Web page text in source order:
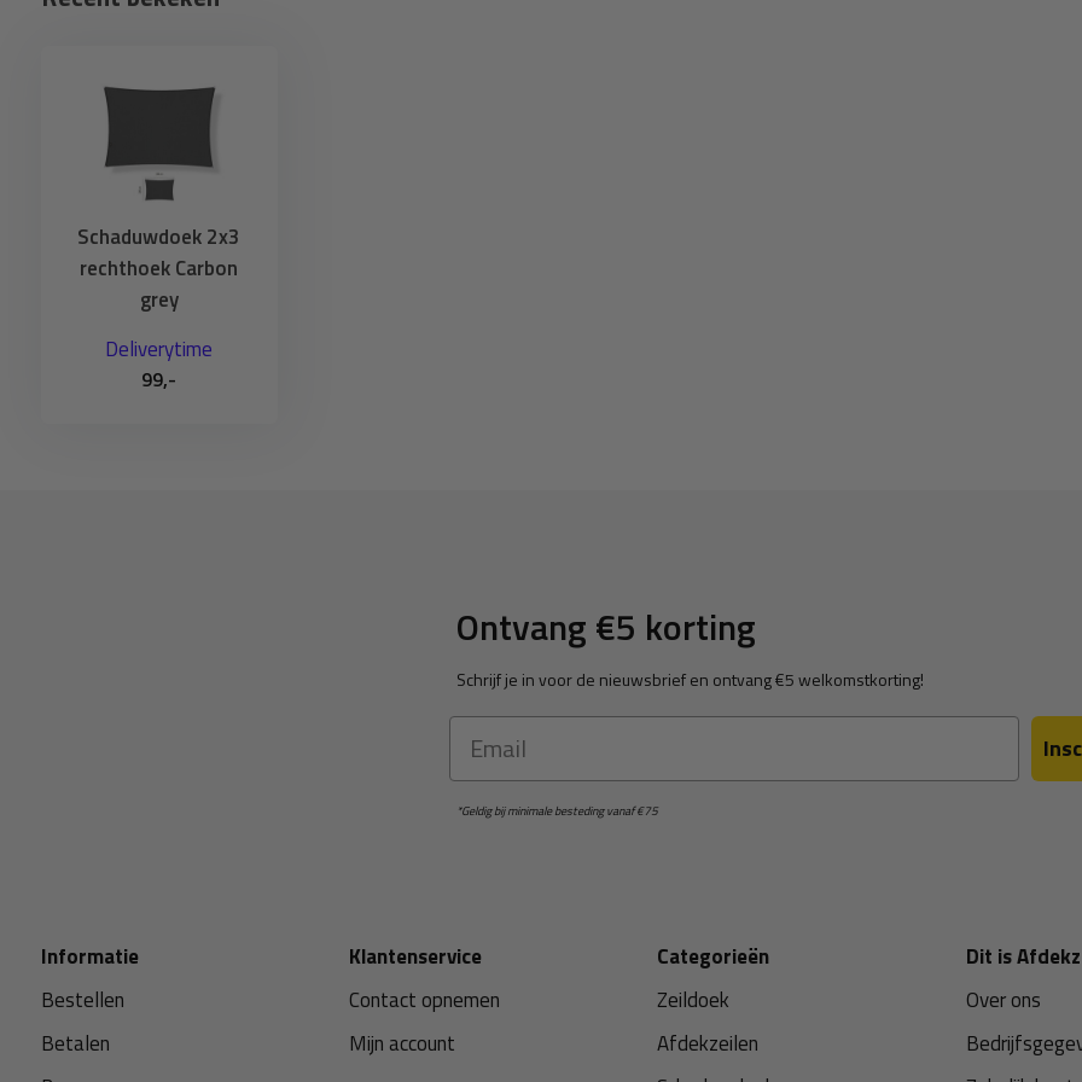
Specificaties
Formaat: 200x300cm (2x3 meter)
Variant: Rechthoek
Kleur: Carbon grey
Uitvoering: Water- en winddoorlatend
Afwerking: Rondom omgezoomd met 4 stevige rvs haken
Materiaal: 100% HDPE polyethyleen, rot en schimmelvrij
Uv-bestendigheid: 600Kly
Schaduwfactor: 96,5%
Schaduwdoek 2x3
rechthoek Carbon
grey
Deliverytime
99,-
Ontvang €5 korting
Schrijf je in voor de nieuwsbrief en ontvang €5 welkomstkorting!
Email
*Geldig bij minimale besteding vanaf €75
Informatie
Bestellen
Betalen
Klantenservice
Contact opnemen
Mijn account
Categorieën
Zeildoek
Afdekzeilen
Dit is
Over ons